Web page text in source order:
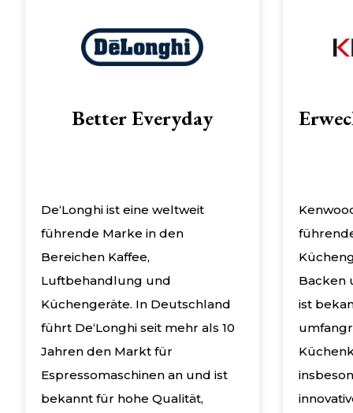
Better Everyday
De‘Longhi ist eine weltweit
führende Marke in den
Bereichen Kaffee,
Luftbehandlung und
Küchengeräte. In Deutschland
führt De‘Longhi seit mehr als 10
Jahren den Markt für
Espressomaschinen an und ist
bekannt für hohe Qualität,
Backen
ist